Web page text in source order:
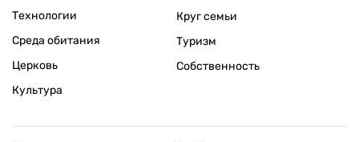
Технологии
Среда обитания
Церковь
Культура
Круг семьи
Туризм
Собственность